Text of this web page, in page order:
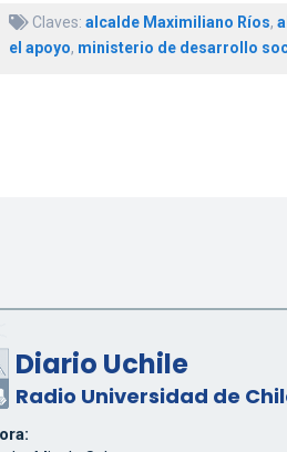
Claves: alcalde Maximiliano Ríos,
el apoyo, ministerio de desarrollo
Diario Uchile
Radio Universidad de